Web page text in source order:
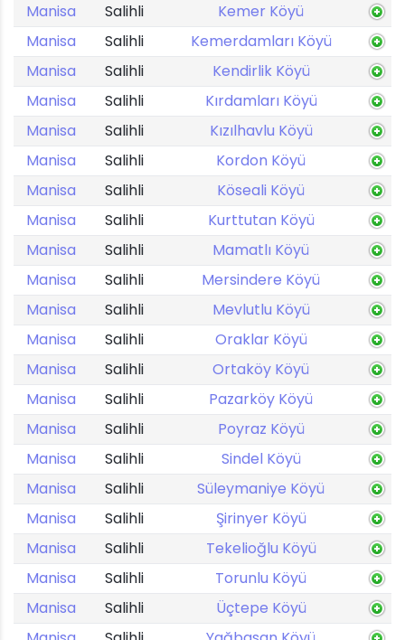
Manisa
Salihli
Kemer Köyü
Manisa
Salihli
Kemerdamları Köyü
Manisa
Salihli
Kendirlik Köyü
Manisa
Salihli
Kırdamları Köyü
Manisa
Salihli
Kızılhavlu Köyü
Manisa
Salihli
Kordon Köyü
Manisa
Salihli
Köseali Köyü
Manisa
Salihli
Kurttutan Köyü
Manisa
Salihli
Mamatlı Köyü
Manisa
Salihli
Mersindere Köyü
Manisa
Salihli
Mevlutlu Köyü
Manisa
Salihli
Oraklar Köyü
Manisa
Salihli
Ortaköy Köyü
Manisa
Salihli
Pazarköy Köyü
Manisa
Salihli
Poyraz Köyü
Manisa
Salihli
Sindel Köyü
Manisa
Salihli
Süleymaniye Köyü
Manisa
Salihli
Şirinyer Köyü
Manisa
Salihli
Tekelioğlu Köyü
Manisa
Salihli
Torunlu Köyü
Manisa
Salihli
Üçtepe Köyü